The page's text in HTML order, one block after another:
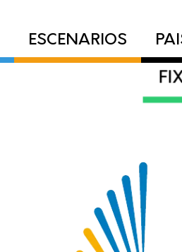
ESCENARIOS